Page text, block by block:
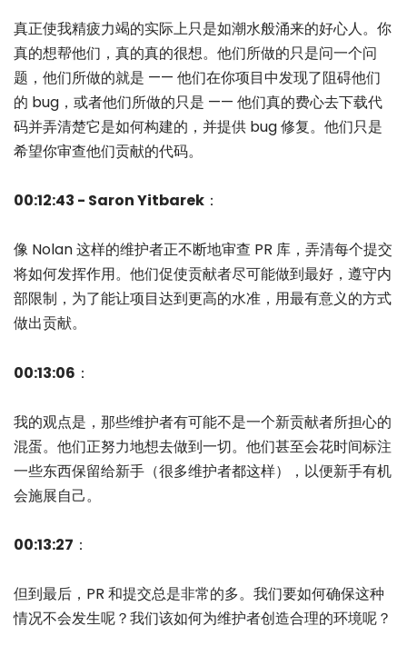
真正使我精疲力竭的实际上只是如潮水般涌来的好心人。你
真的想帮他们，真的真的很想。他们所做的只是问一个问
题，他们所做的就是 —— 他们在你项目中发现了阻碍他们
的 bug，或者他们所做的只是 —— 他们真的费心去下载代
码并弄清楚它是如何构建的，并提供 bug 修复。他们只是
希望你审查他们贡献的代码。
00:12:43 - Saron Yitbarek ：
像 Nolan 这样的维护者正不断地审查 PR 库，弄清每个提交
将如何发挥作用。他们促使贡献者尽可能做到最好，遵守内
部限制，为了能让项目达到更高的水准，用最有意义的方式
做出贡献。
00:13:06 ：
我的观点是，那些维护者有可能不是一个新贡献者所担心的
混蛋。他们正努力地想去做到一切。他们甚至会花时间标注
一些东西保留给新手（很多维护者都这样），以便新手有机
会施展自己。
00:13:27 ：
但到最后，PR 和提交总是非常的多。我们要如何确保这种
情况不会发生呢？我们该如何为维护者创造合理的环境呢？